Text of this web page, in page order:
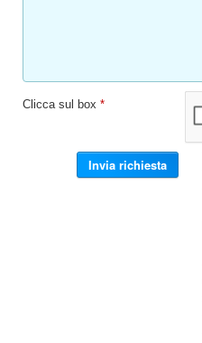
Clicca sul box *